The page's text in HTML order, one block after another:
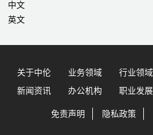
中文
英文
关于中伦 业务领域 行业领域
新闻资讯 办公机构 职业发展
免责声明 隐私政策